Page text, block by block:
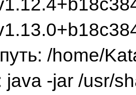
/home/
-jar /usr/